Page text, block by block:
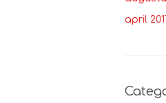
april